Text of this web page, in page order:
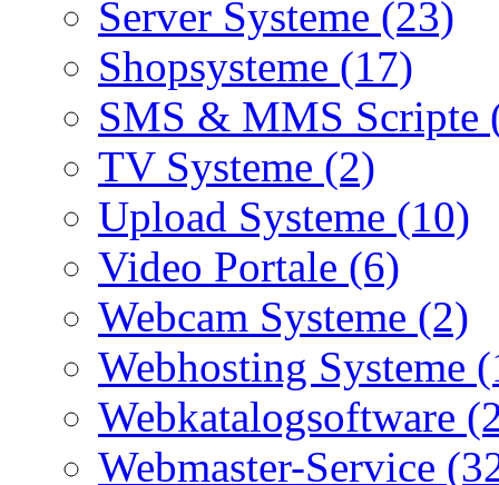
Server Systeme (23)
Shopsysteme (17)
SMS & MMS Scripte
TV Systeme (2)
Upload Systeme (10)
Video Portale (6)
Webcam Systeme (2)
Webhosting Systeme
Webkatalogsoftware
Webmaster-Service